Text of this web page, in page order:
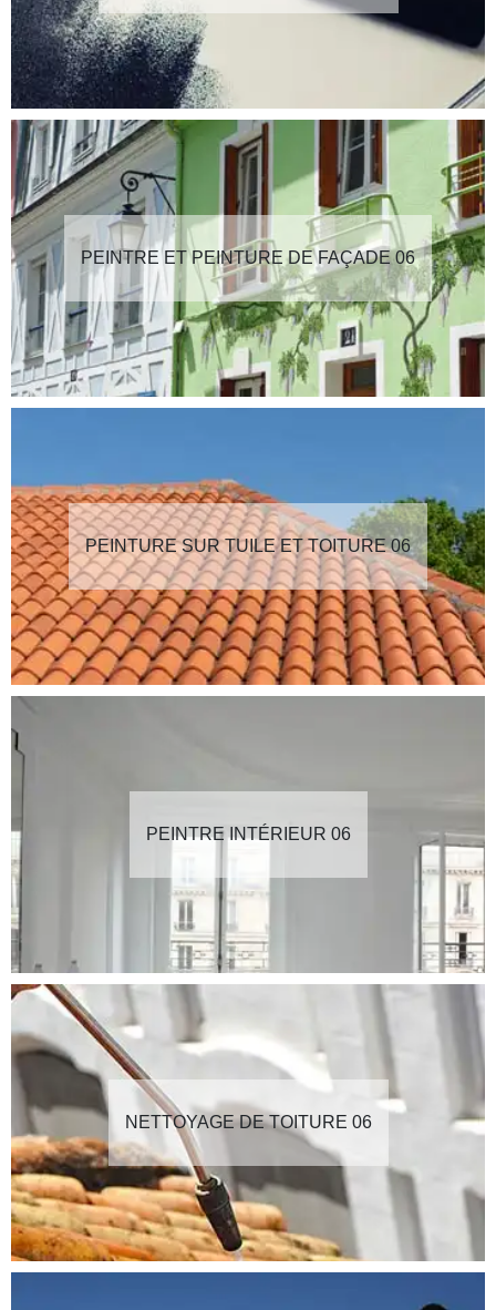
PEINTRE ET PEINTURE DE FAÇADE 06
PEINTURE SUR TUILE ET TOITURE 06
PEINTRE INTÉRIEUR 06
NETTOYAGE DE TOITURE 06